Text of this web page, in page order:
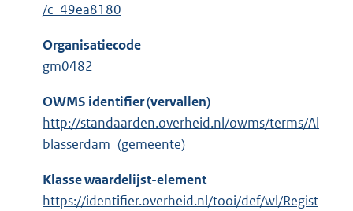
/c_49ea8180
Organisatiecode
gm0482
OWMS identifier (vervallen)
http://standaarden.overheid.nl/owms/terms/Al
blasserdam_(gemeente)
Klasse waardelijst-element
https://identifier.overheid.nl/tooi/def/wl/Regist